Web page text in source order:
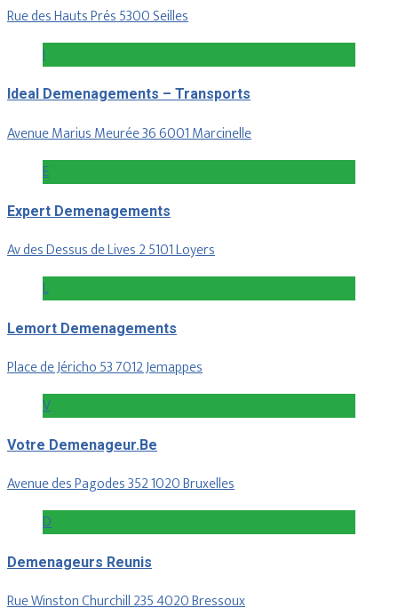
Rue des Hauts Prés 5300 Seilles
I
Ideal Demenagements – Transports
Avenue Marius Meurée 36 6001 Marcinelle
E
Expert Demenagements
Av des Dessus de Lives 2 5101 Loyers
L
Lemort Demenagements
Place de Jéricho 53 7012 Jemappes
V
Votre Demenageur.Be
Avenue des Pagodes 352 1020 Bruxelles
D
Demenageurs Reunis
Rue Winston Churchill 235 4020 Bressoux